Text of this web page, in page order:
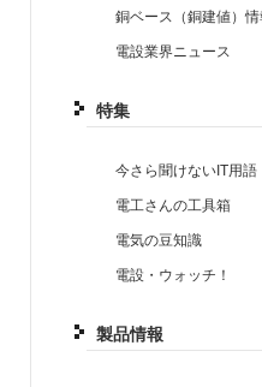
銅ベース（銅建値）情
電設業界ニュース
特集
今さら聞けないIT用語
電工さんの工具箱
電気の豆知識
電設・ウォッチ！
製品情報